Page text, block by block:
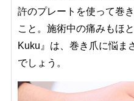
許のプレートを使って巻
こと。施術中の痛みもほ
Kuku』は、巻き爪に悩ま
でしょう。